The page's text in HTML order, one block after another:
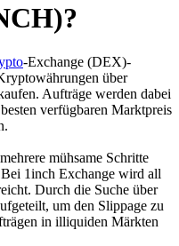
-Exchange (DEX)-
über
Aufträge werden dabei
verfügbaren Marktpreis
mühsame Schritte
1inch Exchange wird all
Durch die Suche über
um den Slippage zu
in illiquiden Märkten